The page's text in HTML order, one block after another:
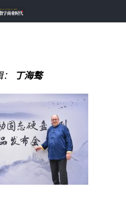
丁海骜